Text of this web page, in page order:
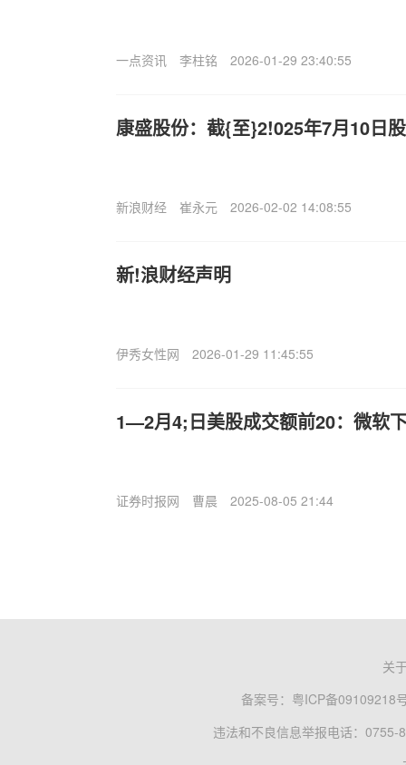
一点资讯 李柱铭 2026-01-29 23:40:55
康盛股份：截{至}2!025年7月10日
新浪财经 崔永元 2026-02-02 14:08:55
新!浪财经声明
伊秀女性网 2026-01-29 11:45:55
1—2月4;日美股成交额前20：微软
证券时报网 曹晨 2025-08-05 21:44
关
备案号： 粤ICP备09109218
违法和不良信息举报电话：0755-